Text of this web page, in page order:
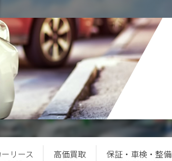
リース 高価買取 保証・車検・整備